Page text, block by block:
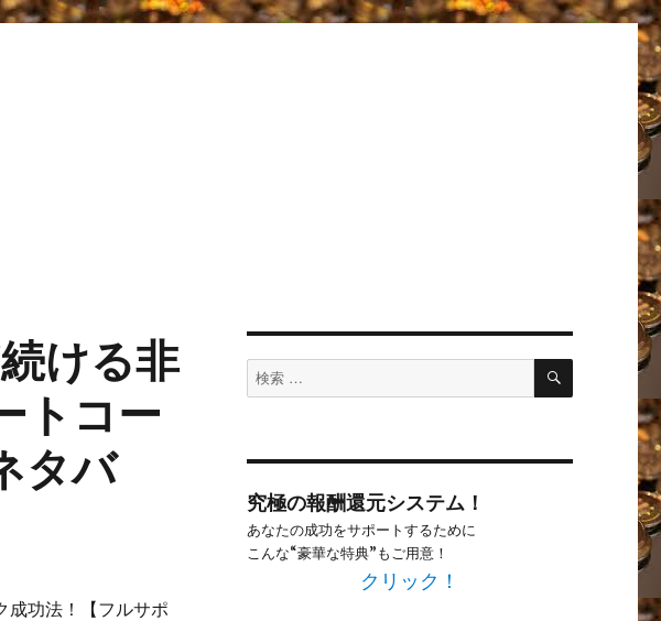
ける非
トコー
タバ
成功法！【フルサポ
検
索
検
究極の報酬還元システム！
あなたの成功をサポートするために
こんな“豪華な特典”もご用意！
クリック！